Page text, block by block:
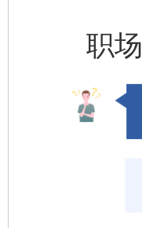
职场